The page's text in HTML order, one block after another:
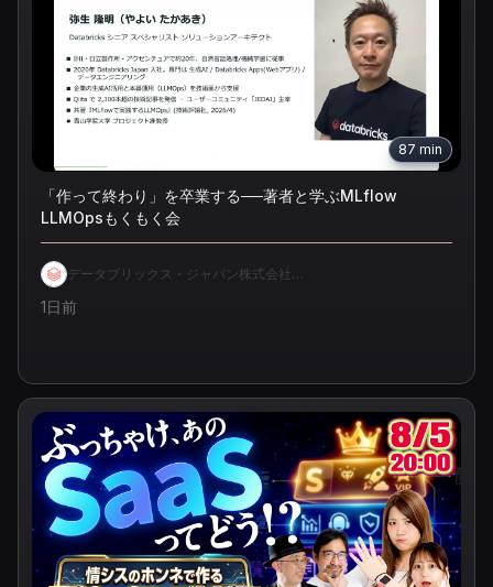
87 min
「作って終わり」を卒業する──著者と学ぶMLflow
LLMOpsもくもく会
データブリックス・ジャパン株式会社 -
1日前